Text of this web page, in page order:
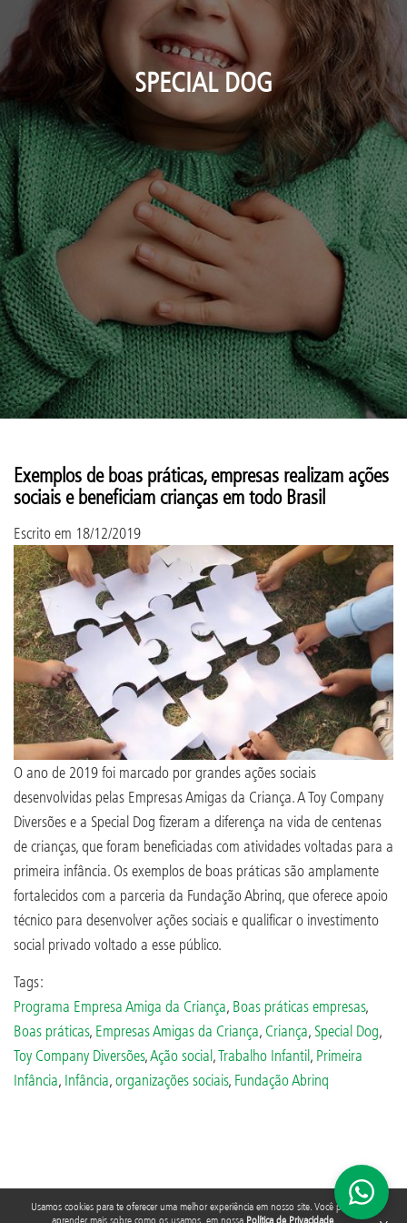
SPECIAL DOG
Usamos cookies para te oferecer uma melhor experiência em nosso site. Você pode
aprender mais sobre como os usamos, em nossa Política de Privacidade.
Exemplos de boas práticas, empresas realizam ações
sociais e beneficiam crianças em todo Brasil
Escrito em 18/12/2019
O ano de 2019 foi marcado por grandes ações sociais
desenvolvidas pelas Empresas Amigas da Criança. A Toy Company
Diversões e a Special Dog fizeram a diferença na vida de centenas
de crianças, que foram beneficiadas com atividades voltadas para a
primeira infância. Os exemplos de boas práticas são amplamente
fortalecidos com a parceria da Fundação Abrinq, que oferece apoio
técnico para desenvolver ações sociais e qualificar o investimento
social privado voltado a esse público.
Tags:
Programa Empresa Amiga da Criança, Boas práticas empresas,
Boas práticas, Empresas Amigas da Criança, Criança, Special Dog,
Toy Company Diversões,Ação social,Trabalho Infantil, Primeira
Infância, Infância,organizações sociais, Fundação Abrinq